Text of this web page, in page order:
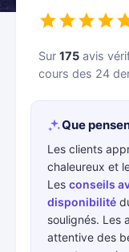
Sur 175 avis
cours des 24
Que
Les clients
chaleureux et
Les conseils
disponibilité
soulignés. Les
attentive des